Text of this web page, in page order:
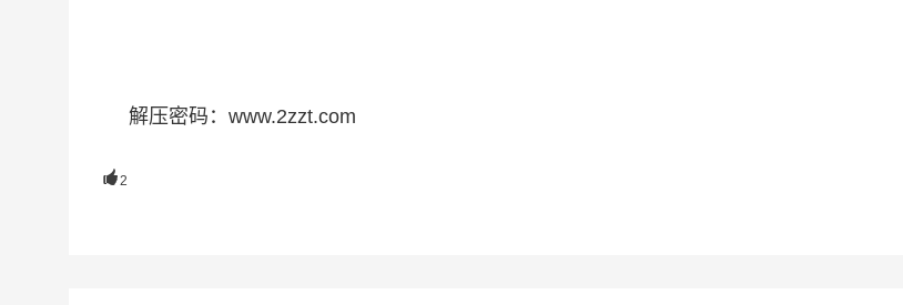
解压密码：www.2zzt.com
2